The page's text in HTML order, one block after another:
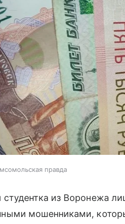
правда
студентка из Воронежа
мошенниками,